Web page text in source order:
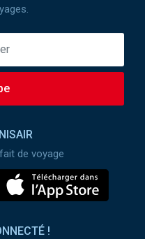
de voyage
!